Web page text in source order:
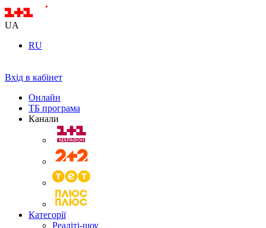
UA
RU
Вхід в кабінет
Онлайн
ТБ програма
Канали
Категорії
Реаліті-шоу